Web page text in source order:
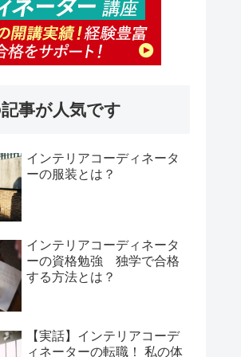
事が人気です
インテリアコーディネータ
ーの服装とは？
インテリアコーディネータ
ーの資格勉強 独学で合格
する方法とは？
【実話】インテリアコーデ
ィネーターの転職！ 私の体